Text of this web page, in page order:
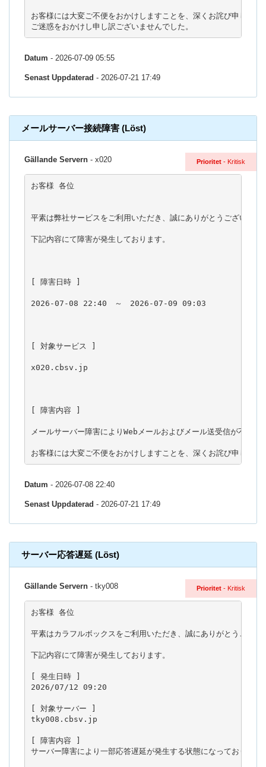
お客様には大変ご不便をおかけしますことを、深くお詫び申し上げ
ご迷惑をおかけし申し訳ございませんでした。
Datum - 2026-07-09 05:55
Senast Uppdaterad - 2026-07-21 17:49
メールサーバー接続障害 (Löst)
Prioritet - Kritisk
Gällande Servern - x020
お客様 各位
平素は弊社サービスをご利用いただき、誠にありがとうございます
下記内容にて障害が発生しております。
[ 障害日時 ]
2026-07-08 22:40　～　2026-07-09 09:03
[ 対象サービス ]
x020.cbsv.jp
[ 障害内容 ]
メールサーバー障害によりWebメールおよびメール送受信が不安定
お客様には大変ご不便をおかけしますことを、深くお詫び申し上
Datum - 2026-07-08 22:40
Senast Uppdaterad - 2026-07-21 17:49
サーバー応答遅延 (Löst)
Prioritet - Kritisk
Gällande Servern - tky008
お客様 各位
平素はカラフルボックスをご利用いただき、誠にありがとうござい
下記内容にて障害が発生しております。
[ 発生日時 ]
2026/07/12 09:20
[ 対象サーバー ]
tky008.cbsv.jp
[ 障害内容 ]
サーバー障害により一部応答遅延が発生する状態になっております